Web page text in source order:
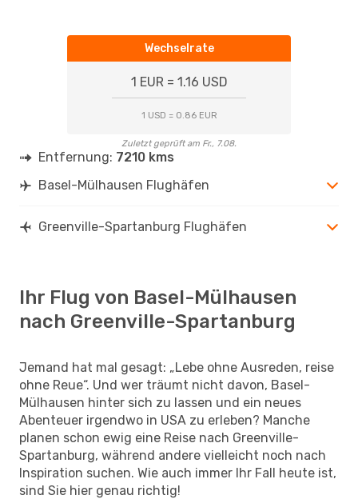
Wechselrate
1 EUR = 1.16 USD
1 USD = 0.86 EUR
Zuletzt geprüft am Fr., 7.08.
Entfernung: 7210 kms
Basel-Mülhausen Flughäfen
Greenville-Spartanburg Flughäfen
Ihr Flug von Basel-Mülhausen
nach Greenville-Spartanburg
Jemand hat mal gesagt: „Lebe ohne Ausreden, reise
ohne Reue“. Und wer träumt nicht davon, Basel-
Mülhausen hinter sich zu lassen und ein neues
Abenteuer irgendwo in USA zu erleben? Manche
planen schon ewig eine Reise nach Greenville-
Spartanburg, während andere vielleicht noch nach
Inspiration suchen. Wie auch immer Ihr Fall heute ist,
sind Sie hier genau richtig!